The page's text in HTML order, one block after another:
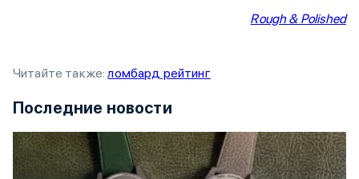
Rough & Polished
Читайте также:ломбард рейтинг
Последние новости